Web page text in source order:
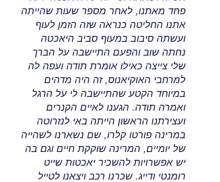
פחד מאתנו, לאחר מספר שעות שהייתה
אתנו החליטה כנראה שזה הזמן לעוף
ועשתה סיבוב במעוף סביב היאכטה
נחתה שוב והפעם התיישבה על הברך
שלי צייצה כאילו אומרת תודה ועפה לה
למרחבי האוקיאנוס, זה היה מדהים
במיוחד הקטע שהתיישבה לי על הרגל
ואמרה תודה. הגענו לאיים הקנרים
ועצירתנו הראשון הייתה באי לנזרוטה
במרינה פורטו קלרו, שם נשארנו לשהייה
של יומיים, המרינה שוקקת חיים וגם בה
יש אפשרויות להשכיר יאכטות שייט
רומנטי ודייג. שכרנו רכב ויצאנו לטייל